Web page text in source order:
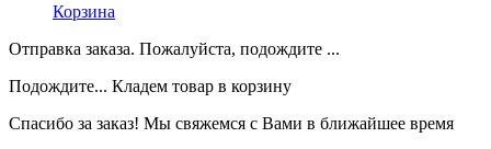
Корзина
Отправка заказа. Пожалуйста, подождите ...
Подождите... Кладем товар в корзину
Спасибо за заказ! Мы свяжемся с Вами в ближайшее время